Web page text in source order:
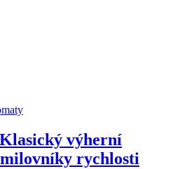
Klasický výherní
rychlosti